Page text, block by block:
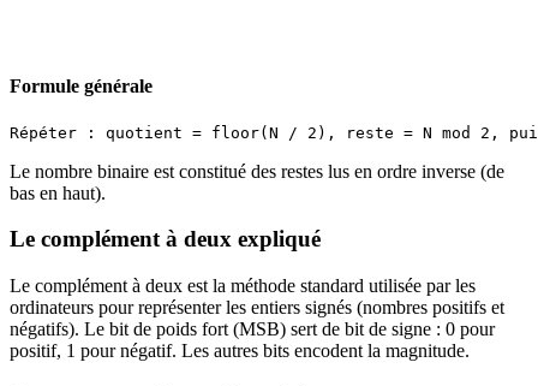
Formule générale
Le nombre binaire est constitué des restes lus en ordre inverse (de
bas en haut).
Le complément à deux expliqué
Le complément à deux est la méthode standard utilisée par les
ordinateurs pour représenter les entiers signés (nombres positifs et
négatifs). Le bit de poids fort (MSB) sert de bit de signe : 0 pour
positif, 1 pour négatif. Les autres bits encodent la magnitude.